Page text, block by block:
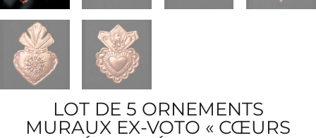
LOT DE 5 ORNEMENTS
MURAUX EX-VOTO « CŒURS